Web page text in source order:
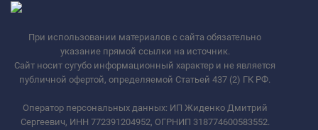
При использовании материалов с сайта обязательно
указание прямой ссылки на источник.
Сайт носит сугубо информационный характер и не является
публичной офертой, определяемой Статьей 437 (2) ГК РФ.
Оператор персональных данных: ИП Жиденко Дмитрий
Сергеевич, ИНН 772391204952, ОГРНИП 318774600583552.